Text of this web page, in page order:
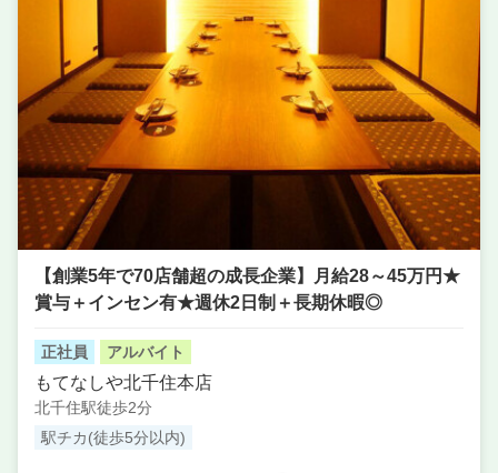
【創業5年で70店舗超の成長企業】月給28～45万円★
賞与＋インセン有★週休2日制＋長期休暇◎
正社員 アルバイト
もてなしや北千住本店
北千住駅徒歩2分
駅チカ(徒歩5分以内)